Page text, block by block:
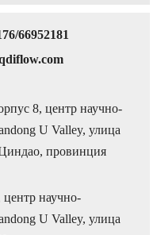
66952181
8, центр научно-
U Valley, улица
провинция
научно-
U Valley, улица